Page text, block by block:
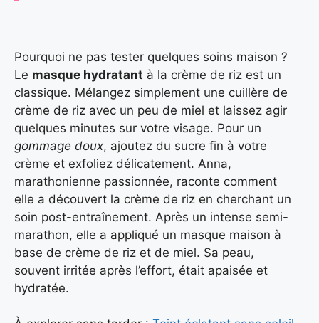
Pourquoi ne pas tester quelques soins maison ?
Le masque hydratant à la crème de riz est un
classique. Mélangez simplement une cuillère de
crème de riz avec un peu de miel et laissez agir
quelques minutes sur votre visage. Pour un
gommage doux, ajoutez du sucre fin à votre
crème et exfoliez délicatement. Anna,
marathonienne passionnée, raconte comment
elle a découvert la crème de riz en cherchant un
soin post-entraînement. Après un intense semi-
marathon, elle a appliqué un masque maison à
base de crème de riz et de miel. Sa peau,
souvent irritée après l’effort, était apaisée et
hydratée.